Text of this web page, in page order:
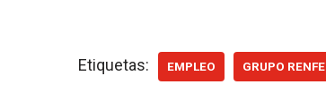
Etiquetas: EMPLEO GRUPO RENFE